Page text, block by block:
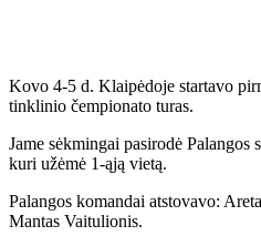
Kovo 4-5 d. Klaipėdoje startavo
tinklinio čempionato turas.
Jame sėkmingai pasirodė
kuri užėmė 1-ąją vietą.
Palangos komandai atstovavo:
Mantas Vaitulionis.